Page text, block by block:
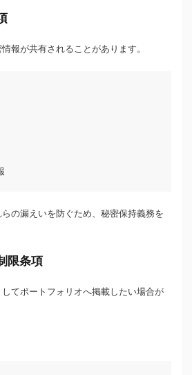
報が共有されることがあります。
の漏えいを防ぐため、秘密保持義務を
限条項
てポートフォリオへ掲載したい場合が